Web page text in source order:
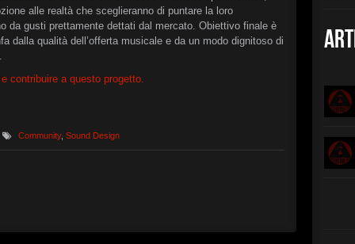
The
► Arcane
XSTN
►
Daniele
Daniele
alle realtà che sceglieranno di puntare la loro
da gusti prettamente dettati dal mercato. Obiettivo finale è
dalla qualità dell’offerta musicale e da un modo dignitoso di
contribuire a questo progetto.
Community, Sound Design